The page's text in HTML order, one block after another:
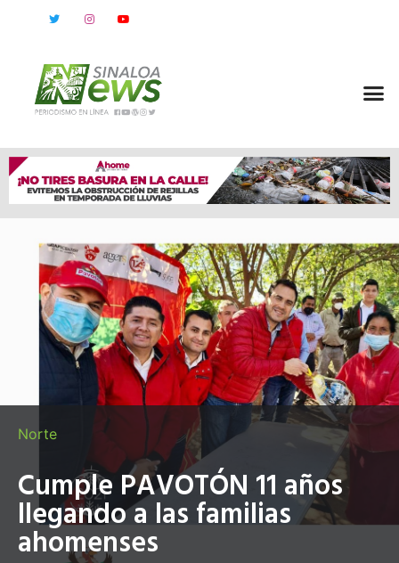
Norte
Cumple PAVOTÓN 11 años
llegando a las familias
ahomenses